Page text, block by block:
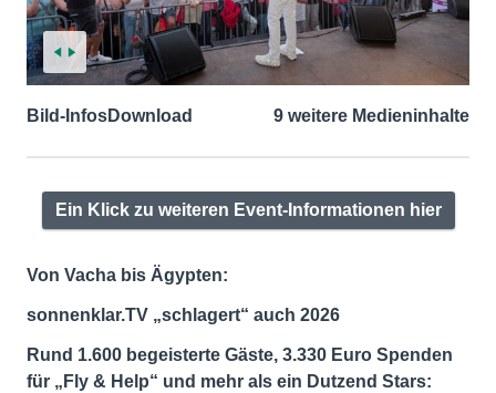
Bild-InfosDownload 9 weitere Medieninhalte
Ein Klick zu weiteren Event-Informationen hier
Von Vacha bis Ägypten:
sonnenklar.TV „schlagert“ auch 2026
Rund 1.600 begeisterte Gäste, 3.330 Euro Spenden
für „Fly & Help“ und mehr als ein Dutzend Stars: